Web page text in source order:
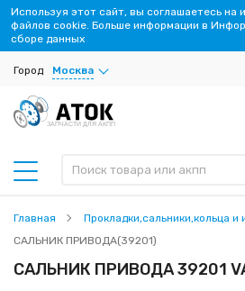
Город Москва
ЗАПЧАСТИ ДЛЯ АКПП
Главная
Прокладки,сальники,кольца и
САЛЬНИК ПРИВОДА(39201)
САЛЬНИК ПРИВОДА 39201
Используя этот сайт, вы соглашаетесь на
файлов cookie. Больше информации в
сборе данных